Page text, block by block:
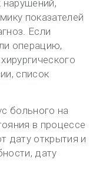
показателей
Если
операцию,
список
больного на
в процессе
дату открытия и
дату